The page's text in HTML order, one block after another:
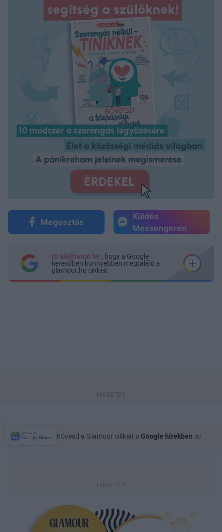
Megosztás
Küldés
Messengeren
Itt állíthatod be , hogy a Google
keresőben könnyebben megtaláld a
glamour.hu cikkeit
Kövesd a Glamour cikkeit a Google hírekben is!